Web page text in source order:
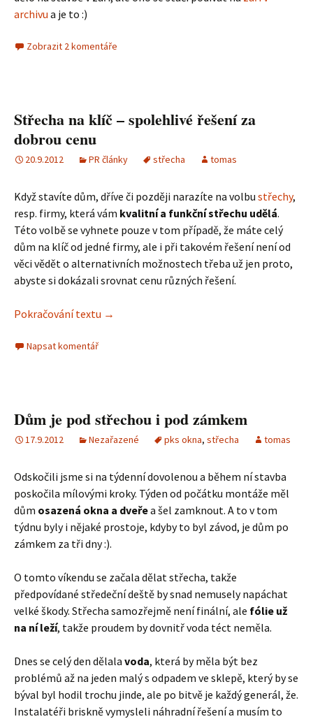
archivu a je to :)
Zobrazit 2 komentáře
Střecha na klíč – spolehlivé řešení za
dobrou cenu
20.9.2012 PR články střecha tomas
Když stavíte dům, dříve či později narazíte na volbu střechy,
resp. firmy, která vám kvalitní a funkční střechu udělá.
Této volbě se vyhnete pouze v tom případě, že máte celý
dům na klíč od jedné firmy, ale i při takovém řešení není od
věci vědět o alternativních možnostech třeba už jen proto,
abyste si dokázali srovnat cenu různých řešení.
Pokračování textu Střecha na klíč – spolehlivé řešení za
→
Napsat komentář
Dům je pod střechou i pod zámkem
17.9.2012 Nezařazené pks okna, střecha tomas
Odskočili jsme si na týdenní dovolenou a během ní stavba
poskočila mílovými kroky. Týden od počátku montáže měl
dům osazená okna a dveřea šel zamknout. A to v tom
týdnu byly i nějaké prostoje, kdyby to byl závod, je dům po
zámkem za tři dny :).
O tomto víkendu se začala dělat střecha, takže
předpovídané středeční deště by snad nemusely napáchat
velké škody. Střecha samozřejmě není finální, ale fólie už
na ní leží, takže proudem by dovnitř voda téct neměla.
Dnes se celý den dělala voda, která by měla být bez
problémů až na jeden malý s odpadem ve sklepě, který by se
býval byl hodil trochu jinde, ale po bitvě je každý generál, že.
Instalatéři briskně vymysleli náhradní řešení a musím to